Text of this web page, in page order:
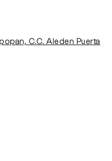
C.C. Aleden Puerta